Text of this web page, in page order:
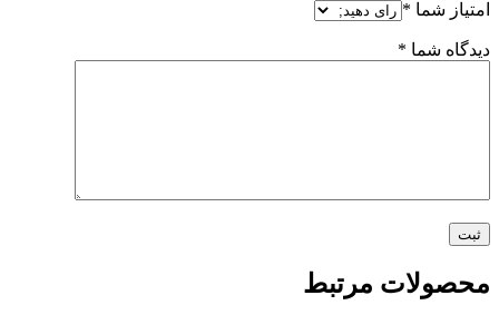
امتیاز شما *
دیدگاه شما *
محصولات مرتبط